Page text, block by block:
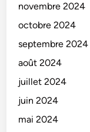
novembre 2024
octobre 2024
septembre 2024
août 2024
juillet 2024
juin 2024
mai 2024